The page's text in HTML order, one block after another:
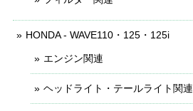
HONDA - WAVE110・125・125i
エンジン関連
ヘッドライト・テールライト関連